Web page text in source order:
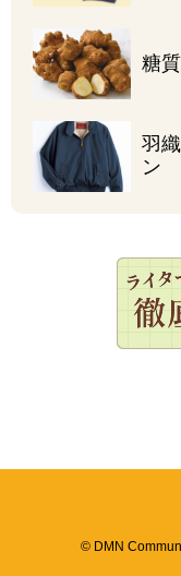
糖
羽
ン
© DMN